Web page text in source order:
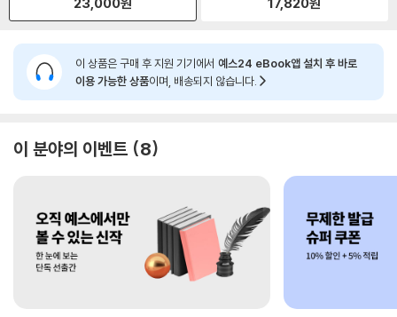
이 상품은 구매 후 지원 기기에서 예스24 eBook앱 설치 후 바로
이용 가능한 상품이며, 배송되지 않습니다.
이 분야의 이벤트 8